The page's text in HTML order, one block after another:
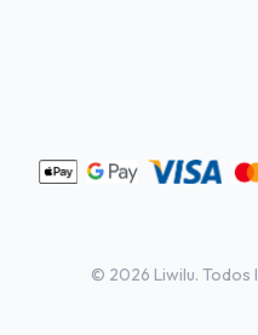
© 2026 Liwilu.